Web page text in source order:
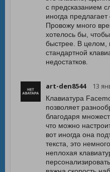
с предсказанием
иногда
Провожу много
хотелось бы,
быстрее. В целом,
стандартной
недостатков.
art-den8544 13
Клавиатура
позволяет
благодаря
что можно
вот иногда она
текста, это
неплохая